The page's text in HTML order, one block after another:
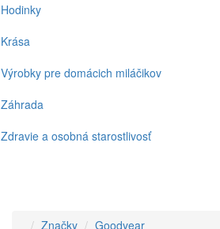
Hodinky
Krása
Výrobky pre domácich miláčikov
Záhrada
Zdravie a osobná starostlivosť
Značky Goodyear